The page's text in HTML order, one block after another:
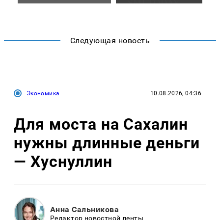
Следующая новость
Экономика 10.08.2026, 04:36
Для моста на Сахалин
нужны длинные деньги
— Хуснуллин
Анна Сальникова
Редактор новостной ленты